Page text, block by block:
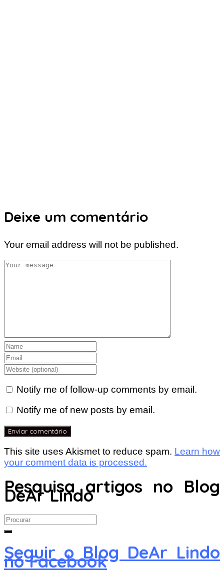
Deixe um comentário
Your email address will not be published.
Notify me of follow-up comments by email.
Notify me of new posts by email.
This site uses Akismet to reduce spam. Learn how
your comment data is processed.
Pesquisa artigos no Blog
DeAr Lindo
Search
for:
Seguir o Blog DeAr Lindo
no Facebook